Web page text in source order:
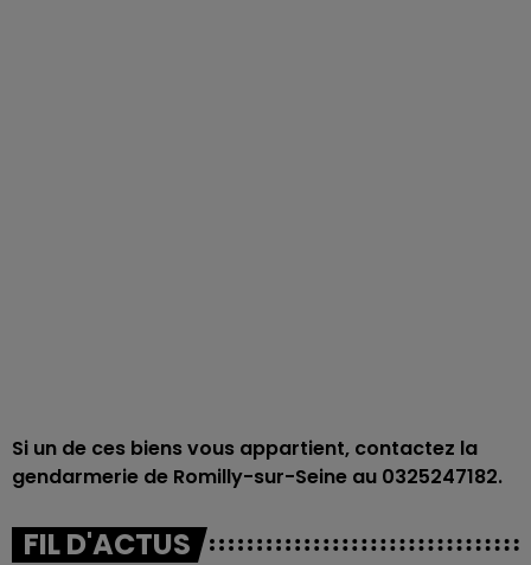
Si un de ces biens vous appartient, contactez la
gendarmerie de Romilly-sur-Seine au 0325247182.
FIL D'ACTUS